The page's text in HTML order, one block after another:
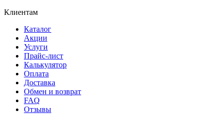
Клиентам
Каталог
Акции
Услуги
Прайс-лист
Калькулятор
Оплата
Доставка
Обмен и возврат
FAQ
Отзывы